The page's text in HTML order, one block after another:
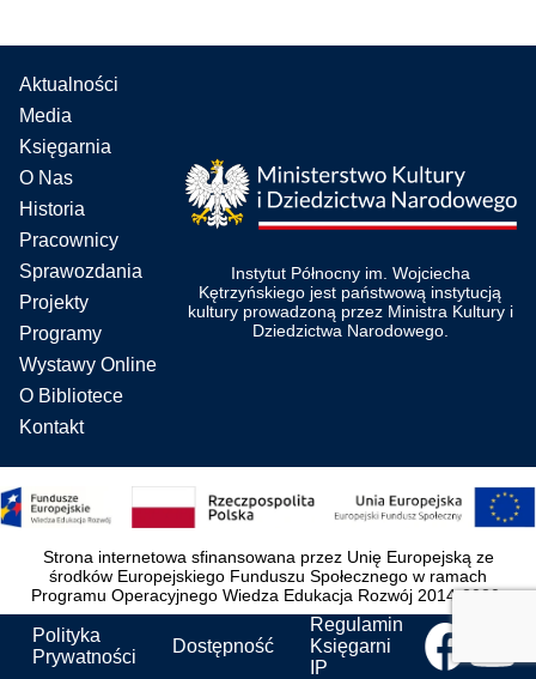
Aktualności
Media
Księgarnia
O Nas
Historia
Pracownicy
Sprawozdania
Projekty
Programy
Wystawy Online
O Bibliotece
Kontakt
Instytut Północny im. Wojciecha
Kętrzyńskiego jest państwową instytucją
kultury prowadzoną przez Ministra Kultury i
Dziedzictwa Narodowego.
Strona internetowa sfinansowana przez Unię Europejską ze
środków Europejskiego Funduszu Społecznego w ramach
Programu Operacyjnego Wiedza Edukacja Rozwój 2014-2020.
Polityka
Prywatności
Dostępność
Regulamin
Księgarni
IP